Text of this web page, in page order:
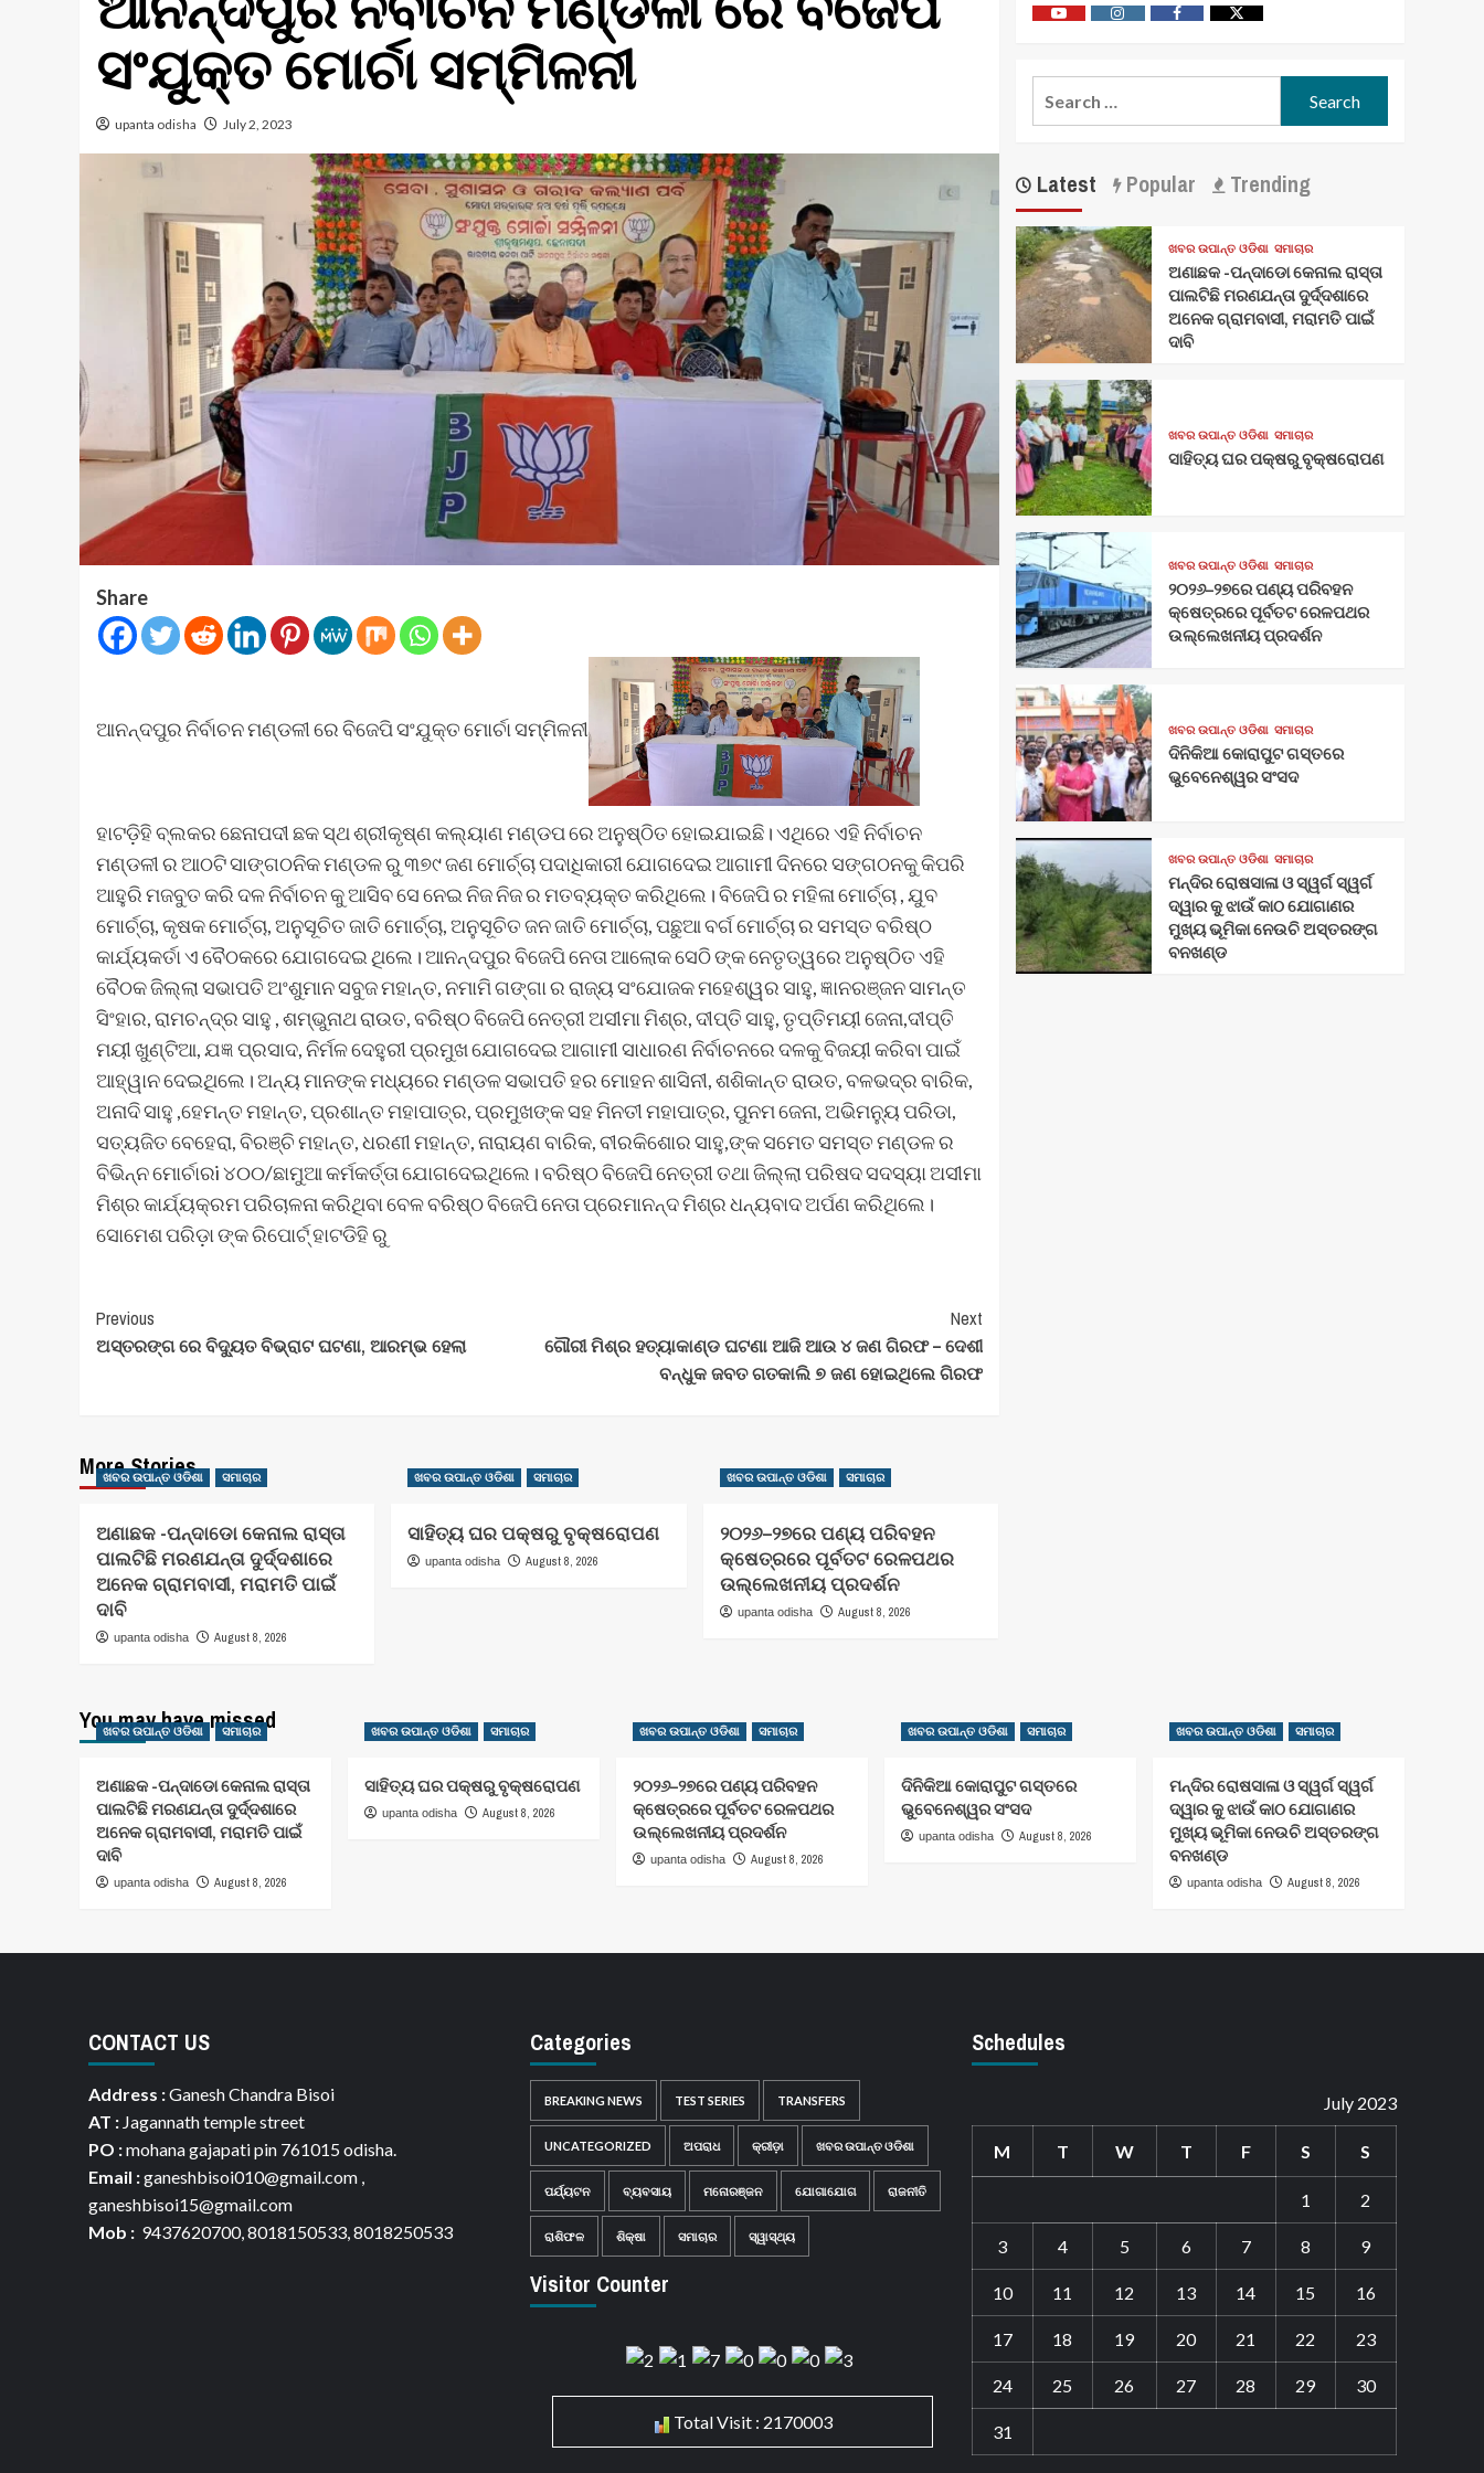
ସଂଯୁକ୍ତ ମୋର୍ଚା ସମ୍ମିଳନୀ
upanta odisha July 2, 2023
Share
ଆନନ୍ଦପୁର ନିର୍ବାଚନ ମଣ୍ଡଳୀ ରେ ବିଜେପି ସଂଯୁକ୍ତ ମୋର୍ଚା ସମ୍ମିଳନୀ
ହାଟଡ଼ିହି ବ୍ଲକର ଛେନାପଦୀ ଛକ ସ୍ଥ ଶ୍ରୀକୃଷ୍ଣ କଲ୍ୟାଣ ମଣ୍ଡପ ରେ ଅନୁଷ୍ଠିତ ହୋଇଯାଇଛି। ଏଥିରେ ଏହି ନିର୍ବାଚନ
ମଣ୍ଡଳୀ ର ଆଠଟି ସାଙ୍ଗଠନିକ ମଣ୍ଡଳ ରୁ ୩୭୯ ଜଣ ମୋର୍ଚ୍ଚା ପଦାଧିକାରୀ ଯୋଗଦେଇ ଆଗାମୀ ଦିନରେ ସଙ୍ଗଠନକୁ କିପରି
ଆହୁରି ମଜବୁତ କରି ଦଳ ନିର୍ବାଚନ କୁ ଆସିବ ସେ ନେଇ ନିଜ ନିଜ ର ମତବ୍ୟକ୍ତ କରିଥିଲେ। ବିଜେପି ର ମହିଳା ମୋର୍ଚ୍ଚା , ଯୁବ
ମୋର୍ଚ୍ଚା, କୃଷକ ମୋର୍ଚ୍ଚା, ଅନୁସୂଚିତ ଜାତି ମୋର୍ଚ୍ଚା, ଅନୁସୂଚିତ ଜନ ଜାତି ମୋର୍ଚ୍ଚା, ପଛୁଆ ବର୍ଗ ମୋର୍ଚ୍ଚା ର ସମସ୍ତ ବରିଷ୍ଠ
କାର୍ଯ୍ୟକର୍ତା ଏ ବୈଠକରେ ଯୋଗଦେଇ ଥିଲେ। ଆନନ୍ଦପୁର ବିଜେପି ନେତା ଆଲୋକ ସେଠି ଙ୍କ ନେତୃତ୍ୱରେ ଅନୁଷ୍ଠିତ ଏହି
ବୈଠକ ଜିଲ୍ଲା ସଭାପତି ଅଂଶୁମାନ ସବୁଜ ମହାନ୍ତ, ନମାମି ଗଙ୍ଗା ର ରାଜ୍ୟ ସଂଯୋଜକ ମହେଶ୍ୱର ସାହୁ, ଜ୍ଞାନରଞ୍ଜନ ସାମନ୍ତ
ସିଂହାର, ରାମଚନ୍ଦ୍ର ସାହୁ , ଶମ୍ଭୁନାଥ ରାଉତ, ବରିଷ୍ଠ ବିଜେପି ନେତ୍ରୀ ଅସୀମା ମିଶ୍ର, ଦୀପ୍ତି ସାହୁ, ତୃପ୍ତିମୟୀ ଜେନା,ଦୀପ୍ତି
ମୟୀ ଖୁଣ୍ଟିଆ, ଯଜ୍ଞ ପ୍ରସାଦ, ନିର୍ମଳ ଦେହୁରୀ ପ୍ରମୁଖ ଯୋଗଦେଇ ଆଗାମୀ ସାଧାରଣ ନିର୍ବାଚନରେ ଦଳକୁ ବିଜୟୀ କରିବା ପାଇଁ
ଆହ୍ୱାନ ଦେଇଥିଲେ। ଅନ୍ୟ ମାନଙ୍କ ମଧ୍ୟରେ ମଣ୍ଡଳ ସଭାପତି ହର ମୋହନ ଶାସିନୀ, ଶଶିକାନ୍ତ ରାଉତ, ବଳଭଦ୍ର ବାରିକ,
ଅନାଦି ସାହୁ ,ହେମନ୍ତ ମହାନ୍ତ, ପ୍ରଶାନ୍ତ ମହାପାତ୍ର, ପ୍ରମୁଖଙ୍କ ସହ ମିନତୀ ମହାପାତ୍ର, ପୁନମ ଜେନା, ଅଭିମନ୍ୟୁ ପରିଡା,
ସତ୍ୟଜିତ ବେହେରା, ବିରଞ୍ଚି ମହାନ୍ତ, ଧରଣୀ ମହାନ୍ତ, ନାରାୟଣ ବାରିକ, ବୀରକିଶୋର ସାହୁ,ଙ୍କ ସମେତ ସମସ୍ତ ମଣ୍ଡଳ ର
ବିଭିନ୍ନ ମୋର୍ଚାରi ୪୦୦/ଛାମୁଆ କର୍ମକର୍ତ୍ତା ଯୋଗଦେଇଥିଲେ। ବରିଷ୍ଠ ବିଜେପି ନେତ୍ରୀ ତଥା ଜିଲ୍ଲା ପରିଷଦ ସଦସ୍ୟା ଅସୀମା
ମିଶ୍ର କାର୍ଯ୍ୟକ୍ରମ ପରିଚାଳନା କରିଥିବା ବେଳ ବରିଷ୍ଠ ବିଜେପି ନେତା ପ୍ରେମାନନ୍ଦ ମିଶ୍ର ଧନ୍ୟବାଦ ଅର୍ପଣ କରିଥିଲେ।
ସୋମେଶ ପରିଡ଼ା ଙ୍କ ରିପୋର୍ଟ୍ ହାଟଡିହି ରୁ
Post
Navigation
Previous
ଅସ୍ତରଙ୍ଗ ରେ ବିଦ୍ୟୁତ ବିଭ୍ରାଟ ଘଟଣା, ଆରମ୍ଭ ହେଲା
Next
ଗୌରୀ ମିଶ୍ର ହତ୍ୟାକାଣ୍ଡ ଘଟଣା ଆଜି ଆଉ ୪ ଜଣ ଗିରଫ – ଦେଶୀ
ବନ୍ଧୁକ ଜବତ ଗତକାଲି ୭ ଜଣ ହୋଇଥିଲେ ଗିରଫ
More Stories
ଖବର ଉପାନ୍ତ ଓଡିଶା ସମାଚାର
ଅଣାଛକ -ପନ୍ଦାଡୋ କେନାଲ ରାସ୍ତା
ପାଲଟିଛି ମରଣଯନ୍ତା ଦୁର୍ଦ୍ଦଶାରେ
ଅନେକ ଗ୍ରାମବାସୀ, ମରାମତି ପାଇଁ
ଦାବି
upanta odisha August 8, 2026
ଖବର ଉପାନ୍ତ ଓଡିଶା ସମାଚାର
ସାହିତ୍ୟ ଘର ପକ୍ଷରୁ ବୃକ୍ଷରୋପଣ
upanta odisha August 8, 2026
ଖବର ଉପାନ୍ତ ଓଡିଶା ସମାଚାର
୨୦୨୬–୨୭ରେ ପଣ୍ୟ ପରିବହନ
କ୍ଷେତ୍ରରେ ପୂର୍ବତଟ ରେଳପଥର
ଉଲ୍ଲେଖନୀୟ ପ୍ରଦର୍ଶନ
upanta odisha August 8, 2026
YoutubeVimeo FacebookTwitter
Latest Popular Trending
ଖବର ଉପାନ୍ତ ଓଡିଶା ସମାଚାର
ଅଣାଛକ -ପନ୍ଦାଡୋ କେନାଲ ରାସ୍ତା
ପାଲଟିଛି ମରଣଯନ୍ତା ଦୁର୍ଦ୍ଦଶାରେ
ଅନେକ ଗ୍ରାମବାସୀ, ମରାମତି ପାଇଁ
ଦାବି
ଖବର ଉପାନ୍ତ ଓଡିଶା ସମାଚାର
ସାହିତ୍ୟ ଘର ପକ୍ଷରୁ ବୃକ୍ଷରୋପଣ
ଖବର ଉପାନ୍ତ ଓଡିଶା ସମାଚାର
୨୦୨୬–୨୭ରେ ପଣ୍ୟ ପରିବହନ
କ୍ଷେତ୍ରରେ ପୂର୍ବତଟ ରେଳପଥର
ଉଲ୍ଲେଖନୀୟ ପ୍ରଦର୍ଶନ
ଖବର ଉପାନ୍ତ ଓଡିଶା ସମାଚାର
ଦିନିକିଆ କୋରାପୁଟ ଗସ୍ତରେ
ଭୁବେନେଶ୍ୱର ସଂସଦ
ଖବର ଉପାନ୍ତ ଓଡିଶା ସମାଚାର
ମନ୍ଦିର ରୋଷସାଳା ଓ ସ୍ୱର୍ଗ ସ୍ୱର୍ଗ
ଦ୍ୱାର କୁ ଝାଉଁ କାଠ ଯୋଗାଣର
ମୁଖ୍ୟ ଭୂମିକା ନେଉଚି ଅସ୍ତରଙ୍ଗ
ବନଖଣ୍ଡ
You may have missed
ଖବର ଉପାନ୍ତ ଓଡିଶା ସମାଚାର
ଅଣାଛକ -ପନ୍ଦାଡୋ କେନାଲ ରାସ୍ତା
ପାଲଟିଛି ମରଣଯନ୍ତା ଦୁର୍ଦ୍ଦଶାରେ
ଅନେକ ଗ୍ରାମବାସୀ, ମରାମତି ପାଇଁ
ଦାବି
upanta odisha August 8, 2026
ଖବର ଉପାନ୍ତ ଓଡିଶା ସମାଚାର
ସାହିତ୍ୟ ଘର ପକ୍ଷରୁ ବୃକ୍ଷରୋପଣ
upanta odisha August 8, 2026
ଖବର ଉପାନ୍ତ ଓଡିଶା ସମାଚାର
୨୦୨୬–୨୭ରେ ପଣ୍ୟ ପରିବହନ
କ୍ଷେତ୍ରରେ ପୂର୍ବତଟ ରେଳପଥର
ଉଲ୍ଲେଖନୀୟ ପ୍ରଦର୍ଶନ
upanta odisha August 8, 2026
ଖବର ଉପାନ୍ତ ଓଡିଶା ସମାଚାର
ଦିନିକିଆ କୋରାପୁଟ ଗସ୍ତରେ
ଭୁବେନେଶ୍ୱର ସଂସଦ
upanta odisha August 8, 2026
ଖବର ଉପାନ୍ତ ଓଡିଶା ସମାଚାର
ମନ୍ଦିର ରୋଷସାଳା ଓ ସ୍ୱର୍ଗ ସ୍ୱର୍ଗ
ଦ୍ୱାର କୁ ଝାଉଁ କାଠ ଯୋଗାଣର
ମୁଖ୍ୟ ଭୂମିକା ନେଉଚି ଅସ୍ତରଙ୍ଗ
ବନଖଣ୍ଡ
upanta odisha August 8, 2026
CONTACT US
Address :Ganesh Chandra Bisoi
AT :Jagannath temple street
PO :mohana gajapati pin 761015 odisha.
Email :ganeshbisoi010@gmail.com ,
ganeshbisoi15@gmail.com
Mob :9437620700, 8018150533, 8018250533
Categories
BREAKING NEWS TEST SERIES TRANSFERS
UNCATEGORIZED ଅପରାଧ କ୍ରୀଡ଼ା ଖବର ଉପାନ୍ତ ଓଡିଶା
ପର୍ଯ୍ୟଟନ ବ୍ୟବସାୟ ମନୋରଞ୍ଜନ ଯୋଗାଯୋଗ ରାଜନୀତି
ରାଶିଫଳ ଶିକ୍ଷା ସମାଚାର ସ୍ୱାସ୍ଥ୍ୟ
Visitor Counter
Total Visit : 2170003
Schedules
July 2023
M T W T F S S
1 2
3 4 5 6 7 8 9
10 11 12 13 14 15 16
17 18 19 20 21 22 23
24 25 26 27 28 29 30
31